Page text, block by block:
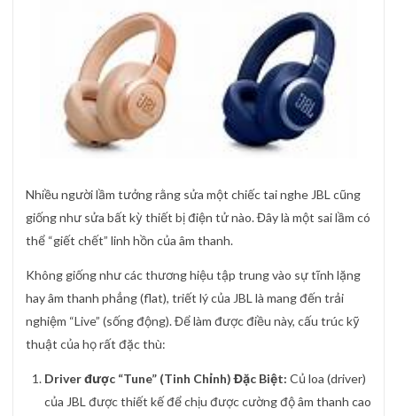
Nhiều người lầm tưởng rằng sửa một chiếc tai nghe JBL cũng
giống như sửa bất kỳ thiết bị điện tử nào. Đây là một sai lầm có
thể “giết chết” linh hồn của âm thanh.
Không giống như các thương hiệu tập trung vào sự tĩnh lặng
hay âm thanh phẳng (flat), triết lý của JBL là mang đến trải
nghiệm “Live” (sống động). Để làm được điều này, cấu trúc kỹ
thuật của họ rất đặc thù:
Driver được “Tune” (Tinh Chỉnh) Đặc Biệt: Củ loa (driver)
của JBL được thiết kế để chịu được cường độ âm thanh cao